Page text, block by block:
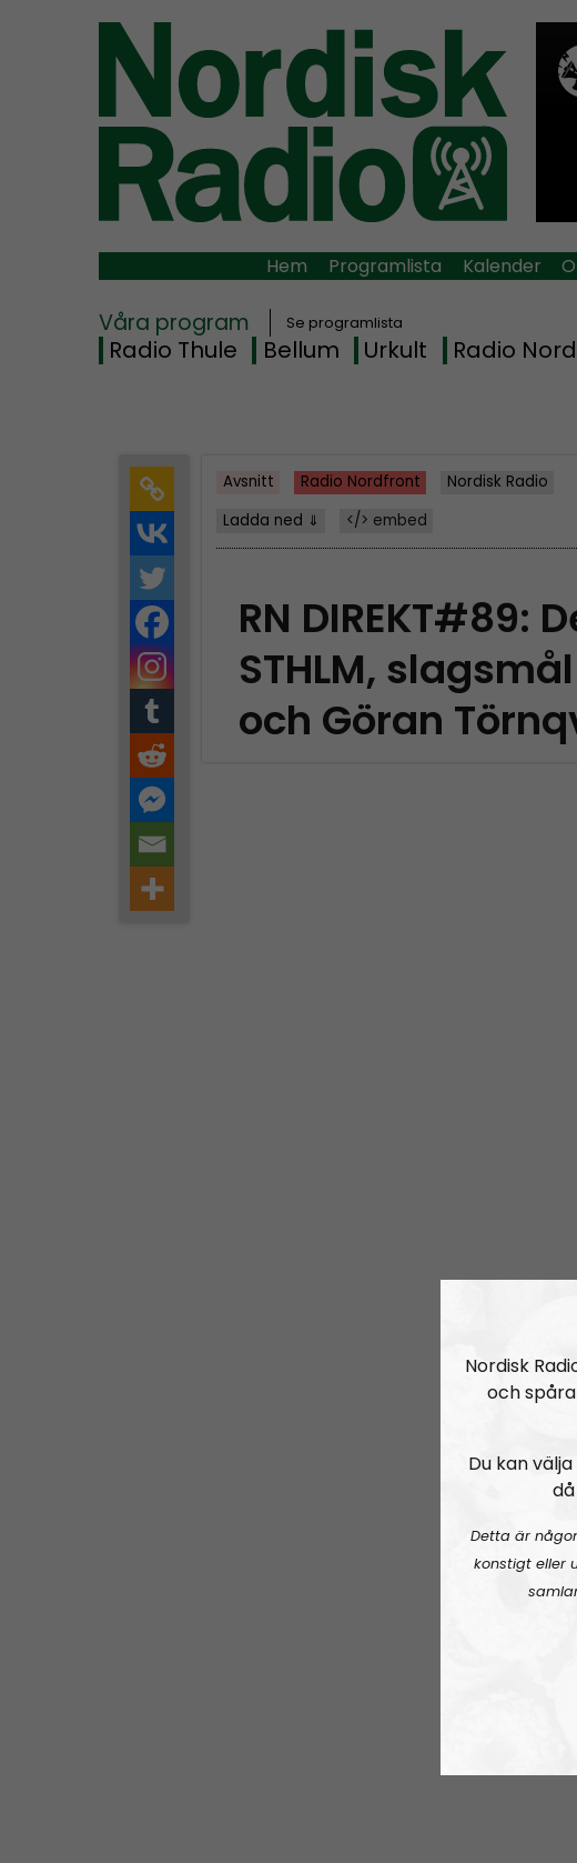
Hem Programlista Kalender
Våra program Se programlista
Radio Thule Bellum Urkult Radio
Avsnitt Radio Nordfront Nordisk Radio
Ladda ned ⇓
</> embed
RN DIREKT#89:
STHLM, slagsmål
och Göran
Nordisk
och
Du kan
Detta är
konstigt eller